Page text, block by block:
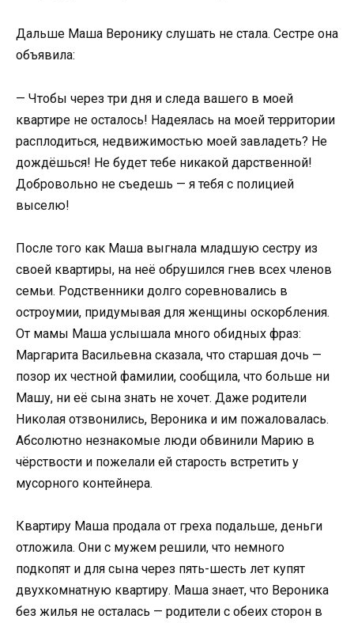
Дальше Маша Веронику слушать не стала. Сестре она
объявила:
— Чтобы через три дня и следа вашего в моей
квартире не осталось! Надеялась на моей территории
расплодиться, недвижимостью моей завладеть? Не
дождёшься! Не будет тебе никакой дарственной!
Добровольно не съедешь — я тебя с полицией
выселю!
После того как Маша выгнала младшую сестру из
своей квартиры, на неё обрушился гнев всех членов
семьи. Родственники долго соревновались в
остроумии, придумывая для женщины оскорбления.
От мамы Маша услышала много обидных фраз:
Маргарита Васильевна сказала, что старшая дочь —
позор их честной фамилии, сообщила, что больше ни
Машу, ни её сына знать не хочет. Даже родители
Николая отзвонились, Вероника и им пожаловалась.
Абсолютно незнакомые люди обвинили Марию в
чёрствости и пожелали ей старость встретить у
мусорного контейнера.
Квартиру Маша продала от греха подальше, деньги
отложила. Они с мужем решили, что немного
подкопят и для сына через пять-шесть лет купят
двухкомнатную квартиру. Маша знает, что Вероника
без жилья не осталась — родители с обеих сторон в